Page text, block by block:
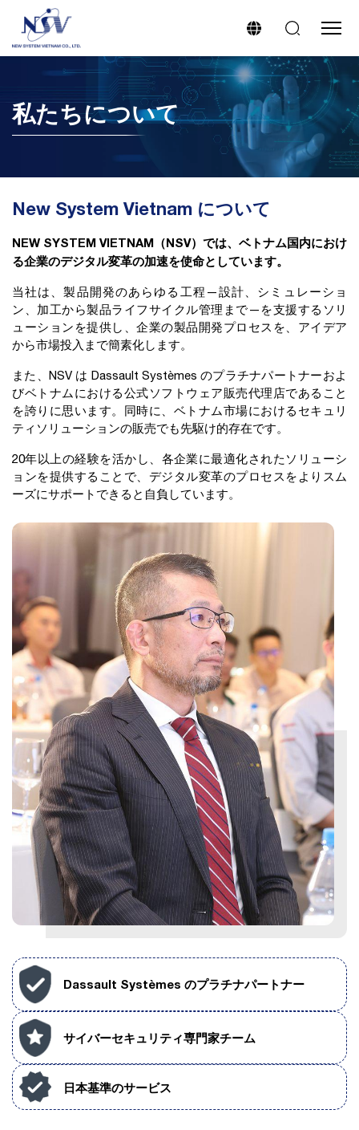
私たちについて
New System Vietnam について
NEW SYSTEM VIETNAM（NSV）では、ベトナム国内におけ
る企業のデジタル変革の加速を使命としています。
当社は、製品開発のあらゆる工程—設計、シミュレーショ
ン、加工から製品ライフサイクル管理まで—を支援するソリ
ューションを提供し、企業の製品開発プロセスを、アイデア
から市場投入まで簡素化します。
また、NSV は Dassault Systèmes のプラチナパートナーおよ
びベトナムにおける公式ソフトウェア販売代理店であること
を誇りに思います。同時に、ベトナム市場におけるセキュリ
ティソリューションの販売でも先駆け的存在です。
20年以上の経験を活かし、各企業に最適化されたソリューシ
ョンを提供することで、デジタル変革のプロセスをよりスム
ーズにサポートできると自負しています。
Dassault Systèmes のプラチナパートナー
サイバーセキュリティ専門家チーム
日本基準のサービス